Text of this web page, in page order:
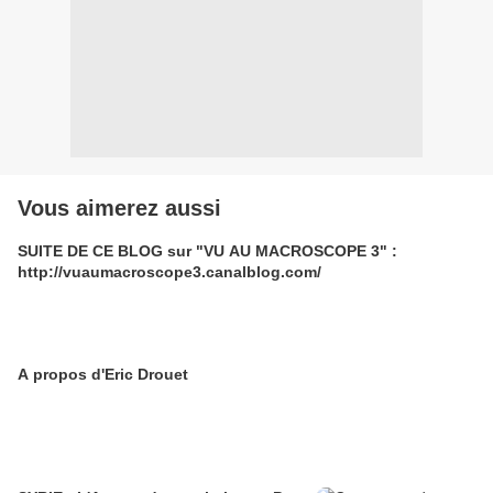
Vous aimerez aussi
SUITE DE CE BLOG sur "VU AU MACROSCOPE 3" :
http://vuaumacroscope3.canalblog.com/
A propos d'Eric Drouet